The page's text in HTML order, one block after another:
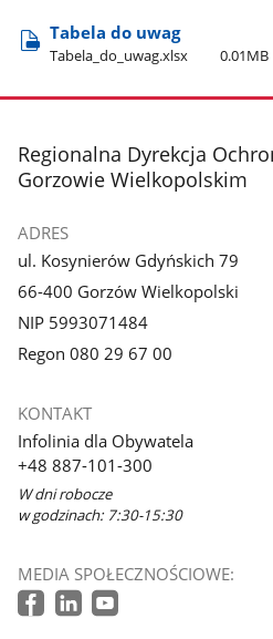
Tabela do uwag
Tabela​_do​_uwag.xlsx 0.01MB
stopka
Regionalna Dyrekcja
Gorzowie Wielkopolskim
ADRES
ul. Kosynierów Gdyńskich 79
66-400 Gorzów Wielkopolski
NIP 5993071484
Regon 080 29 67 00
KONTAKT
Infolinia dla Obywatela
+48 887-101-300
W dni robocze
w godzinach: 7:30-15:30
MEDIA SPOŁECZNOŚCIOWE: